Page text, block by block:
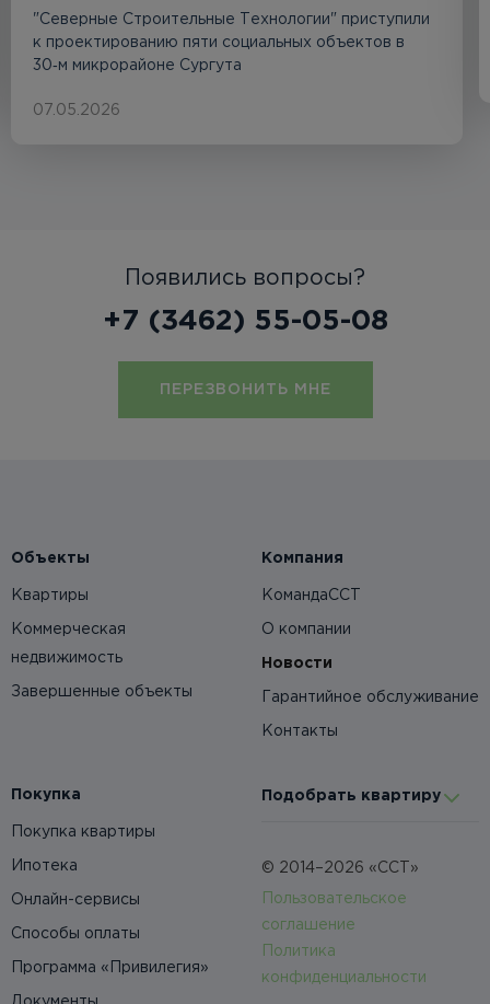
"Северные Строительные Технологии" приступили
к проектированию пяти социальных объектов в
30‑м микрорайоне Сургута
07.05.2026
Появились вопросы?
+7 (3462) 55-05-08
ПЕРЕЗВОНИТЬ МНЕ
Объекты
Квартиры
Коммерческая
недвижимость
Завершенные объекты
Компания
КомандаССТ
О компании
Новости
Гарантийное обслуживание
Контакты
Покупка
Покупка квартиры
Ипотека
Онлайн-сервисы
Способы оплаты
Программа «Привилегия»
Подобрать квартиру
© 2014–2026 «ССТ»
Пользовательское
соглашение
Политика
конфиденциальности